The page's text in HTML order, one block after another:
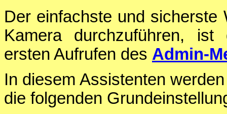
Der einfachste und sicherste
Kamera durchzuführen,
ersten Aufrufen des Admin-
In diesem Assistenten
die folgenden